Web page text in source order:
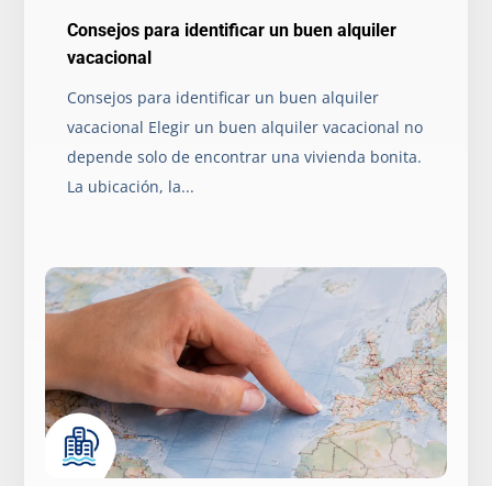
Consejos para identificar un buen alquiler
vacacional
Consejos para identificar un buen alquiler
vacacional Elegir un buen alquiler vacacional no
depende solo de encontrar una vivienda bonita.
La ubicación, la...